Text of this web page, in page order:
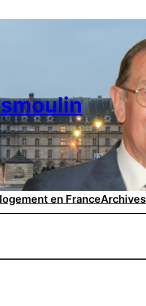
en FranceArchives